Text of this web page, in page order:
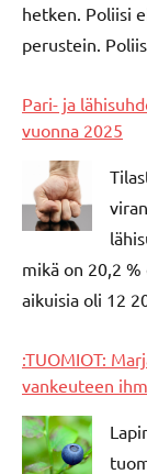
hetken. Poliisi
perustein.
Pari- ja
vuonna 2025
mikä on 20,2
aikuisia oli 12
:TUOMIOT:
vankeuteen